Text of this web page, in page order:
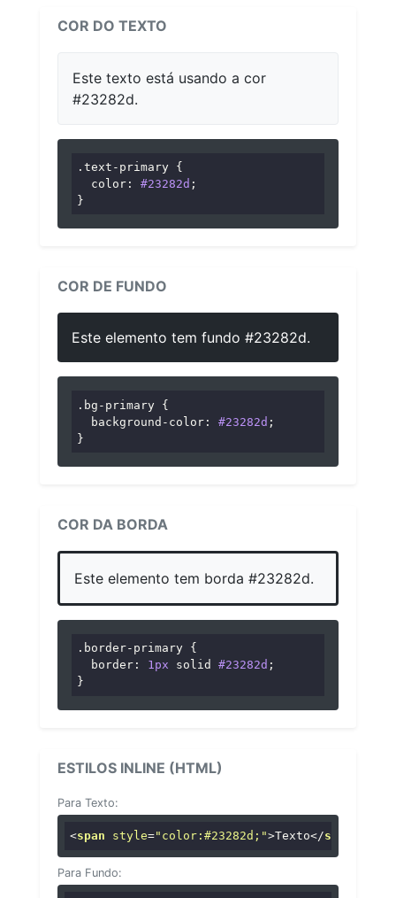
COR DO TEXTO
Este texto está usando a cor
#23282d.
.text-primary {
color : #23282d ;
}
COR DE FUNDO
Este elemento tem fundo #23282d.
.bg-primary {
background-color : #23282d ;
}
COR DA BORDA
Este elemento tem borda #23282d.
.border-primary {
border : 1px solid #23282d ;
}
ESTILOS INLINE (HTML)
Para Texto:
<span style="color:#23282d;">Texto</span
Para Fundo: